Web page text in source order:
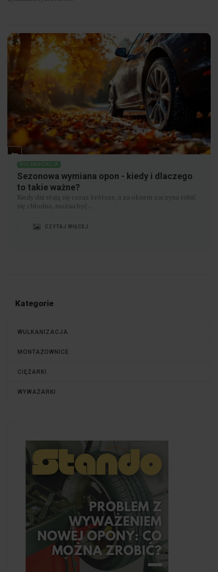
WULKANIZACJA
Sezonowa wymiana opon - kiedy i dlaczego
to takie ważne?
Kiedy dni stają się coraz krótsze, a za oknem zaczyna robić
się chłodno, można być...
CZYTAJ WIĘCEJ
Kategorie
WULKANIZACJA
MONTAŻOWNICE
CIĘŻARKI
WYWAŻARKI